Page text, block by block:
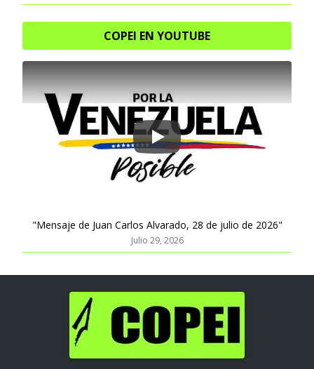
COPEI EN YOUTUBE
Play
"Mensaje de Juan Carlos Alvarado, 28 de julio de 2026"
Julio 29, 2026